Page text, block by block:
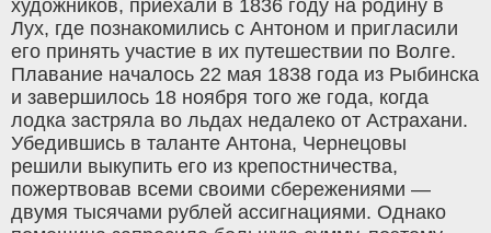
художников, приехали в 1836 году на родину в
Лух, где познакомились с Антоном и пригласили
его принять участие в их путешествии по Волге.
Плавание началось 22 мая 1838 года из Рыбинска
и завершилось 18 ноября того же года, когда
лодка застряла во льдах недалеко от Астрахани.
Убедившись в таланте Антона, Чернецовы
решили выкупить его из крепостничества,
пожертвовав всеми своими сбережениями —
двумя тысячами рублей ассигнациями. Однако